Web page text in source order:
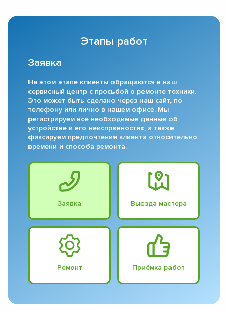
Этапы работ
Заявка
На этом этапе клиенты обращаются в наш
сервисный центр с просьбой о ремонте техники.
Это может быть сделано через наш сайт, по
телефону или лично в нашем офисе. Мы
регистрируем все необходимые данные об
устройстве и его неисправностях, а также
фиксируем предпочтения клиента относительно
времени и способа ремонта.
Заявка Выезда мастера
Ремонт Приёмка работ